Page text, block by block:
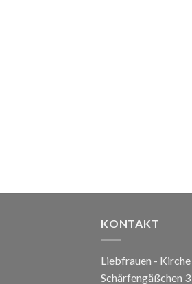
KONTAKT
Liebfrauen -
Schärfengäßchen 3